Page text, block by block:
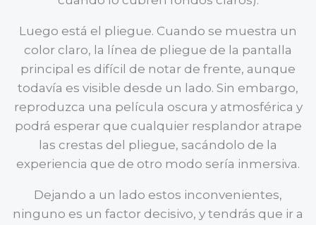
Luego está el pliegue. Cuando se muestra un
color claro, la línea de pliegue de la pantalla
principal es difícil de notar de frente, aunque
todavía es visible desde un lado. Sin embargo,
reproduzca una película oscura y atmosférica y
podrá esperar que cualquier resplandor atrape
las crestas del pliegue, sacándolo de la
experiencia que de otro modo sería inmersiva.
Dejando a un lado estos inconvenientes,
ninguno es un factor decisivo, y tendrás que ir a